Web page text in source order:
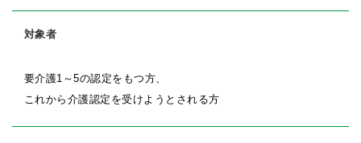
対象者
要介護1～5の認定をもつ方、
これから介護認定を受けようとされる方